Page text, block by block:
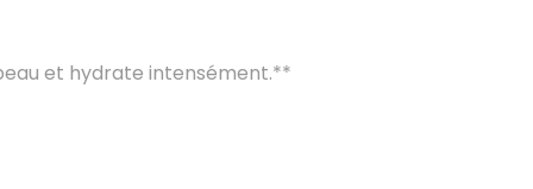
et hydrate intensément.**